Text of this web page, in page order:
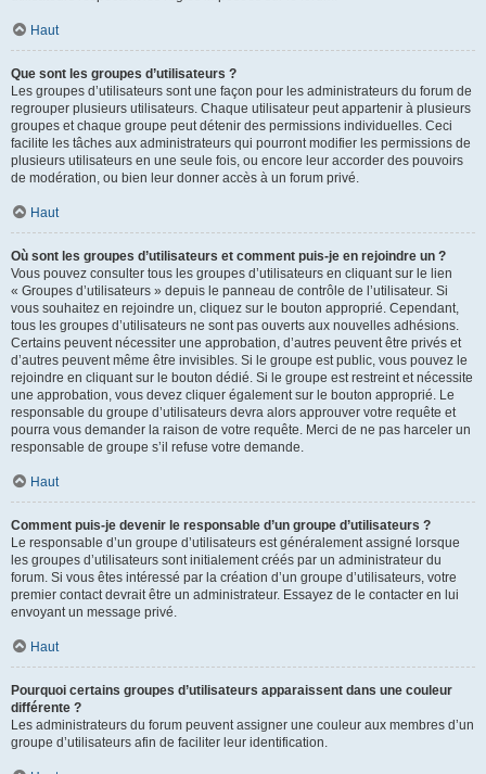
Haut
Que sont les groupes d’utilisateurs ?
Les groupes d’utilisateurs sont une façon pour les administrateurs du forum de
regrouper plusieurs utilisateurs. Chaque utilisateur peut appartenir à plusieurs
groupes et chaque groupe peut détenir des permissions individuelles. Ceci
facilite les tâches aux administrateurs qui pourront modifier les permissions de
plusieurs utilisateurs en une seule fois, ou encore leur accorder des pouvoirs
de modération, ou bien leur donner accès à un forum privé.
Haut
Où sont les groupes d’utilisateurs et comment puis-je en rejoindre un ?
Vous pouvez consulter tous les groupes d’utilisateurs en cliquant sur le lien
« Groupes d’utilisateurs » depuis le panneau de contrôle de l’utilisateur. Si
vous souhaitez en rejoindre un, cliquez sur le bouton approprié. Cependant,
tous les groupes d’utilisateurs ne sont pas ouverts aux nouvelles adhésions.
Certains peuvent nécessiter une approbation, d’autres peuvent être privés et
d’autres peuvent même être invisibles. Si le groupe est public, vous pouvez le
rejoindre en cliquant sur le bouton dédié. Si le groupe est restreint et nécessite
une approbation, vous devez cliquer également sur le bouton approprié. Le
responsable du groupe d’utilisateurs devra alors approuver votre requête et
pourra vous demander la raison de votre requête. Merci de ne pas harceler un
responsable de groupe s’il refuse votre demande.
Haut
Comment puis-je devenir le responsable d’un groupe d’utilisateurs ?
Le responsable d’un groupe d’utilisateurs est généralement assigné lorsque
les groupes d’utilisateurs sont initialement créés par un administrateur du
forum. Si vous êtes intéressé par la création d’un groupe d’utilisateurs, votre
premier contact devrait être un administrateur. Essayez de le contacter en lui
envoyant un message privé.
Haut
Pourquoi certains groupes d’utilisateurs apparaissent dans une couleur
différente ?
Les administrateurs du forum peuvent assigner une couleur aux membres d’un
groupe d’utilisateurs afin de faciliter leur identification.